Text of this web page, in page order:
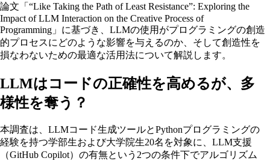
論文「“Like Taking the Path of Least Resistance”: Exploring the
Impact of LLM Interaction on the Creative Process of
Programming」に基づき、LLMの使用がプログラミングの創造
的プロセスにどのような影響を与えるのか、そして創造性を
損なわないための最適な活用法について解説します。
LLMはコードの正確性を高めるが、多
様性を奪う？
本調査は、LLMコード生成ツールとPythonプログラミングの
経験を持つ学部生および大学院生20名を対象に、LLM支援
（GitHub Copilot）の有無という2つの条件下でアルゴリズム